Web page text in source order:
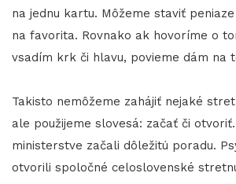
na jednu kartu. Môžeme staviť
na favorita. Rovnako ak hovoríme o
vsadím krk či hlavu, povieme dám na
Takisto nemôžeme zahájiť nejaké
ale použijeme slovesá: začať či
ministerstve začali dôležitú poradu.
otvorili spoločné celoslovenské